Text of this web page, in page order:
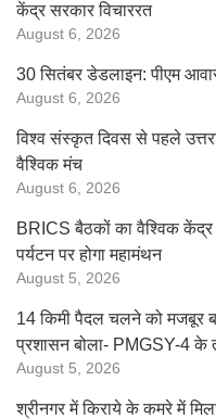
केंद्र सरकार विचाररत
August 6, 2026
30 सितंबर डेडलाइन: पीएम
August 6, 2026
विश्व संस्कृत दिवस से पहले
वैश्विक मंच
August 6, 2026
BRICS बैठकों का वैश्विक केंद्र
पर्यटन पर होगा महामंथन
August 5, 2026
14 किमी पैदल चलने को मजबूर
प्रशासन बोला- PMGSY-4 के
August 5, 2026
श्रीनगर में किराये के कमरे में